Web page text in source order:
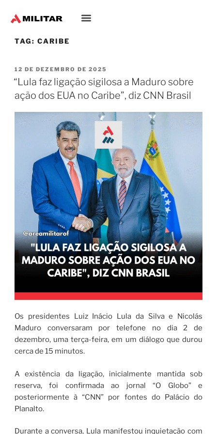
TAG: CARIBE
12 DE DEZEMBRO DE 2025
“Lula faz ligação sigilosa a Maduro sobre
ação dos EUA no Caribe”, diz CNN Brasil
Os presidentes Luiz Inácio Lula da Silva e Nicolás
Maduro conversaram por telefone no dia 2 de
dezembro, uma terça-feira, em um diálogo que durou
cerca de 15 minutos.
A existência da ligação, inicialmente mantida sob
reserva, foi confirmada ao jornal “O Globo” e
posteriormente à “CNN” por fontes do Palácio do
Planalto.
Durante a conversa, Lula manifestou inquietação com